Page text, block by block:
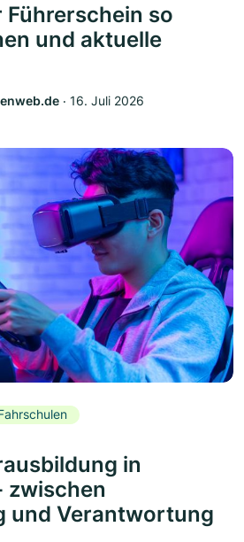
so
und aktuelle
‧ 16. Juli 2026
in
zwischen
und Verantwortung